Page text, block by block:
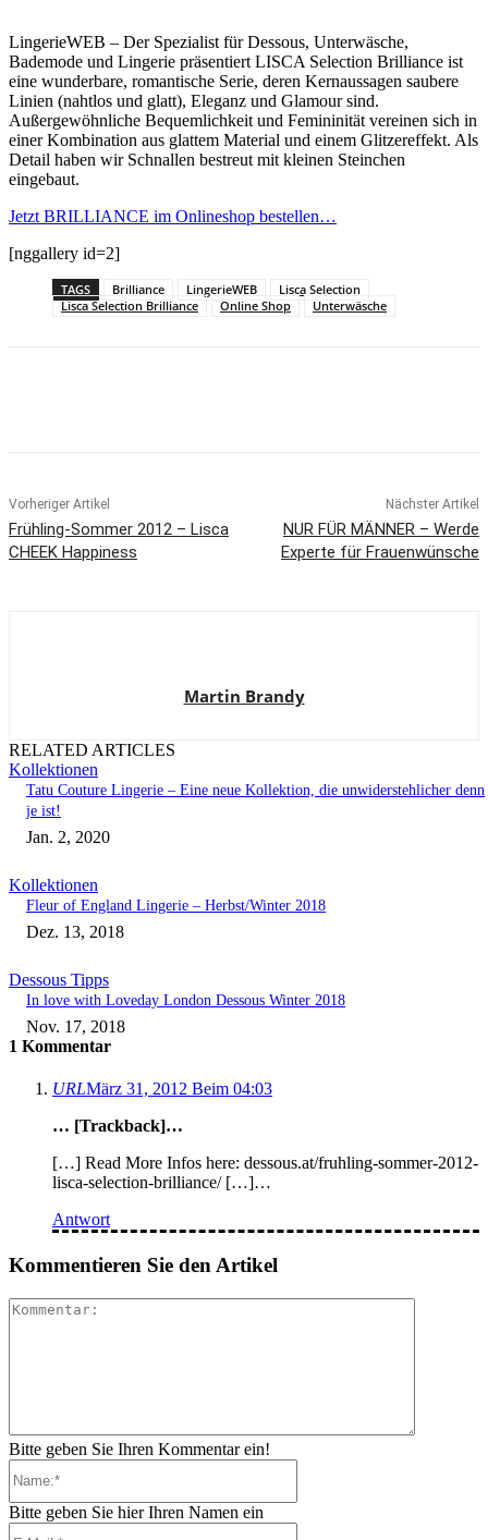
LingerieWEB – Der Spezialist für Dessous, Unterwäsche,
Bademode und Lingerie präsentiert LISCA Selection Brilliance ist
eine wunderbare, romantische Serie, deren Kernaussagen saubere
Linien (nahtlos und glatt), Eleganz und Glamour sind.
Außergewöhnliche Bequemlichkeit und Femininität vereinen sich in
einer Kombination aus glattem Material und einem Glitzereffekt. Als
Detail haben wir Schnallen bestreut mit kleinen Steinchen
eingebaut.
Jetzt BRILLIANCE im Onlineshop bestellen…
[nggallery id=2]
TAGS Brilliance LingerieWEB
Lisca Selection
Lisca Selection Brilliance
Online Shop Unterwäsche
Vorheriger Artikel
Frühling-Sommer 2012 – Lisca
CHEEK Happiness
Nächster Artikel
NUR FÜR MÄNNER – Werde
Experte für Frauenwünsche
Martin Brandy
RELATED ARTICLES
Kollektionen
Tatu Couture Lingerie – Eine neue Kollektion, die unwiderstehlicher denn
je ist!
Jan. 2, 2020
Kollektionen
Fleur of England Lingerie – Herbst/Winter 2018
Dez. 13, 2018
Dessous Tipps
In love with Loveday London Dessous Winter 2018
Nov. 17, 2018
1 Kommentar
URLMärz 31, 2012 Beim 04:03
… [Trackback]…
[…] Read More Infos here: dessous.at/fruhling-sommer-2012-
lisca-selection-brilliance/ […]…
Antwort
Kommentieren Sie den Artikel
Bitte geben Sie Ihren Kommentar ein!
Bitte geben Sie hier Ihren Namen ein